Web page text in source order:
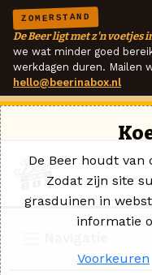
ZOMERSTAND
De Beer ligt met z'n voetjes
we wat minder goed
werkdagen duren. Mailen
hello@beerinabox.nl
De Beer houdt van
Zodat zijn site
grasduinen in
informatie
Voorkeuren